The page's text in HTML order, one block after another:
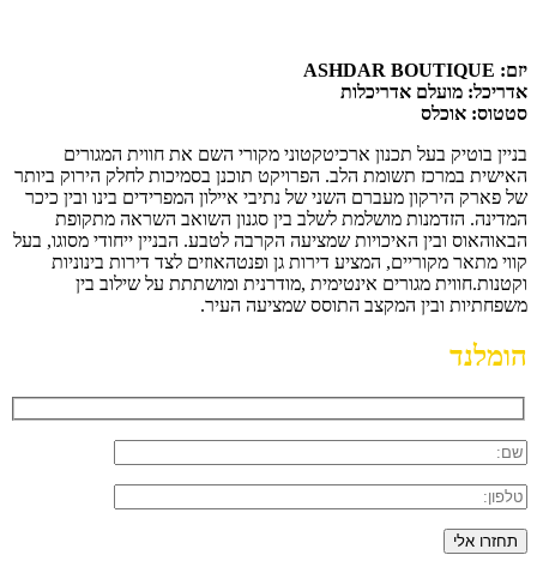
יזם: ASHDAR BOUTIQUE
אדריכל: מועלם אדריכלות
סטטוס: אוכלס
בניין בוטיק בעל תכנון ארכיטקטוני מקורי השם את חווית המגורים
האישית במרכז תשומת הלב. הפרויקט תוכנן בסמיכות לחלק הירוק ביותר
של פארק הירקון מעברם השני של נתיבי איילון המפרידים בינו ובין כיכר
המדינה. הזדמנות מושלמת לשלב בין סגנון השואב השראה מתקופת
הבאוהאוס ובין האיכויות שמציעה הקרבה לטבע. הבניין ייחודי מסוגו, בעל
קווי מתאר מקוריים, המציע דירות גן ופנטהאוזים לצד דירות בינוניות
וקטנות.חווית מגורים אינטימית ,מודרנית ומושתתת על שילוב בין
משפחתיות ובין המקצב התוסס שמציעה העיר.
הומלנד